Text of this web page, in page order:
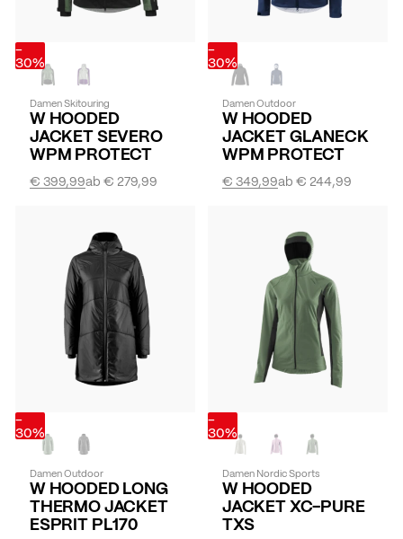
-
30%
Damen Skitouring
W HOODED
JACKET SEVERO
WPM PROTECT
ab€ 279,99
€ 399,99
-
30%
Damen Outdoor
W HOODED
JACKET GLANECK
WPM PROTECT
ab€ 244,99
€ 349,99
-
30%
Damen Outdoor
W HOODED LONG
THERMO JACKET
ESPRIT PL170
-
30%
Damen Nordic Sports
W HOODED
JACKET XC-PURE
TXS